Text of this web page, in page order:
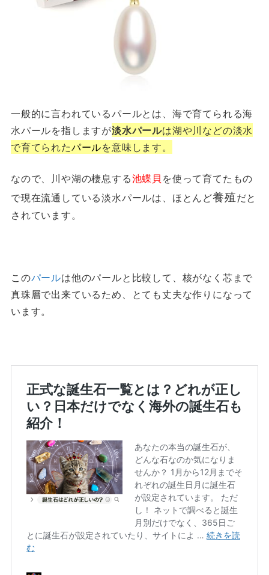
一般的に言われているパールとは、海で育てられる海
水パールを指しますが淡水パールは湖や川などの淡水
で育てられたパールを意味します。
なので、川や湖の棲息する池蝶貝 を使って育てたもの
で現在流通している淡水パールは、ほとんど養殖だと
されています。
このパールは他のパールと比較して、核がなく芯まで
真珠層で出来ているため、とても丈夫な作りになって
います。